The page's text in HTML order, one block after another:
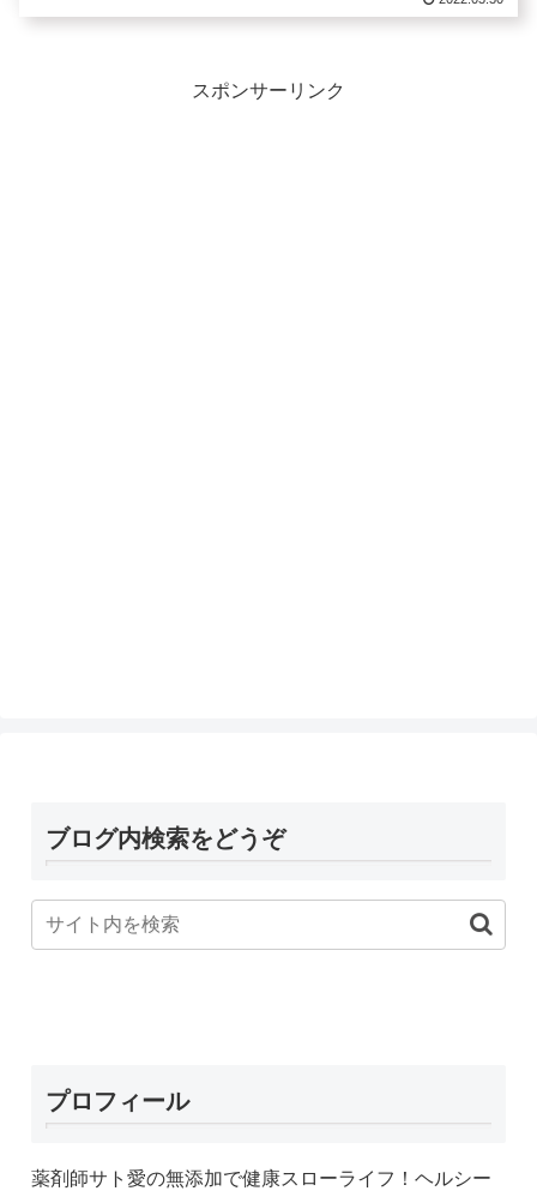
スポンサーリンク
ブログ内検索をどうぞ
プロフィール
薬剤師サト愛の無添加で健康スローライフ！ヘルシー